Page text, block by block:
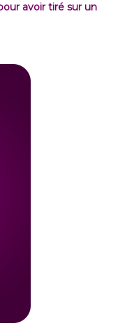
avoir tiré sur un